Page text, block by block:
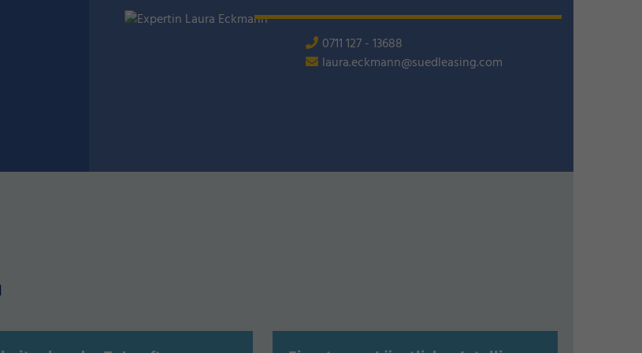
0711 127 - 13688
laura.eckmann@suedleasing.com